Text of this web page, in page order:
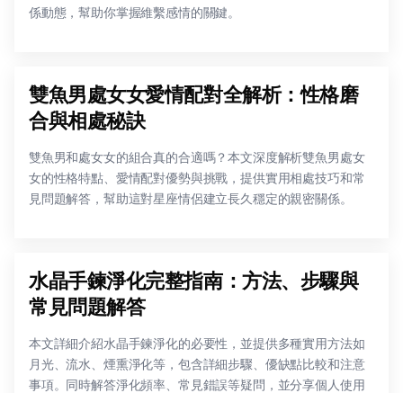
係動態，幫助你掌握維繫感情的關鍵。
雙魚男處女女愛情配對全解析：性格磨
合與相處秘訣
雙魚男和處女女的組合真的合適嗎？本文深度解析雙魚男處女
女的性格特點、愛情配對優勢與挑戰，提供實用相處技巧和常
見問題解答，幫助這對星座情侶建立長久穩定的親密關係。
水晶手鍊淨化完整指南：方法、步驟與
常見問題解答
本文詳細介紹水晶手鍊淨化的必要性，並提供多種實用方法如
月光、流水、煙熏淨化等，包含詳細步驟、優缺點比較和注意
事項。同時解答淨化頻率、常見錯誤等疑問，並分享個人使用